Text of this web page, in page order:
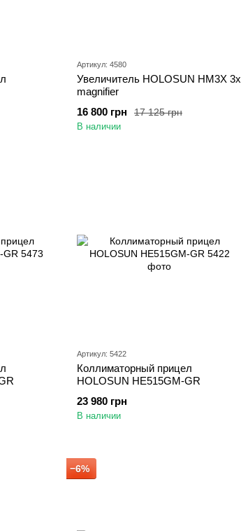
Артикул: 4580
Увеличитель HOLOSUN HM3X 3x
magnifier
17 125 грн
16 800 грн
В наличии
Артикул: 5422
Коллиматорный прицел
HOLOSUN HE515GM-GR
23 980 грн
В наличии
−6%